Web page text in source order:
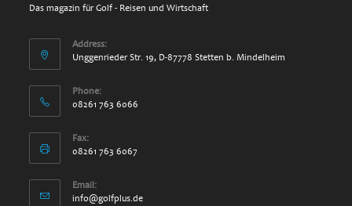
Das magazin für Golf - Reisen und Wirtschaft
Address:
Unggenrieder Str. 19, D-87778 Stetten b. Mindelheim
Phone:
08261 763 6066
Fax:
08261 763 6067
Email:
info@golfplus.deOpens